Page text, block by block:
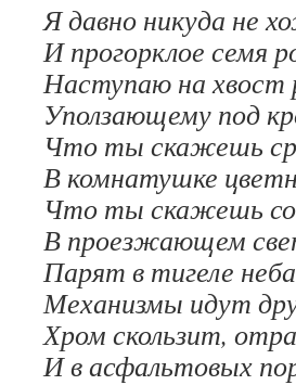
Я давно никуда не
И прогорклое семя
Наступаю на хвост
Уползающему под
Что ты скажешь
В комнатушке
Что ты скажешь со
В проезжающем
Парят в тигеле
Механизмы идут
Хром скользит,
И в асфальтовых